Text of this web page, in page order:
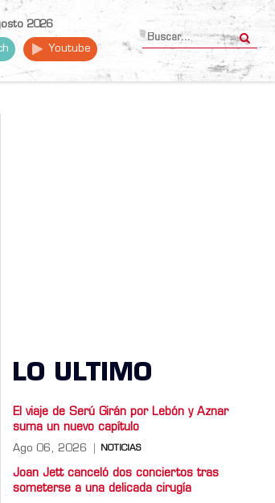
2026
Youtube
LO ULTIMO
El viaje de Serú Girán por Lebón y Aznar
suma un nuevo capítulo
Ago 06, 2026 NOTICIAS
Joan Jett canceló dos conciertos tras
someterse a una delicada cirugía